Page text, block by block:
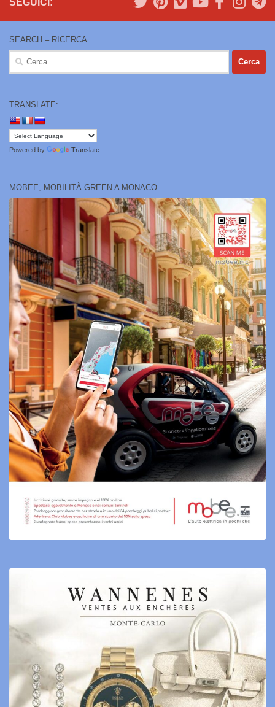
SEARCH – RICERCA
Ricerca
TRANSLATE:
Powered by Translate
MOBEE, MOBILITÀ GREEN A MONACO